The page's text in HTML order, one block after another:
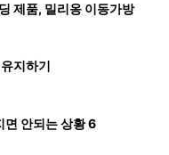
제품, 밀리옹 이동가방
지하기
면 안되는 상황 6